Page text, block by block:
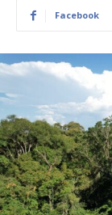
Facebook